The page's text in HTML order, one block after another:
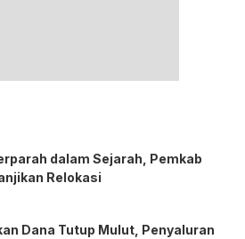
dalam Sejarah, Pemkab
Relokasi
Dana Tutup Mulut, Penyaluran